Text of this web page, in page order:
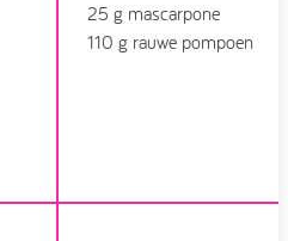
25 g mascarpone
110 g rauwe pompoen